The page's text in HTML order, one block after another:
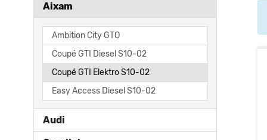
Aixam
Ambition City GTO
Coupé GTI Diesel S10-02
Coupé GTI Elektro S10-02
Easy Access Diesel S10-02
Audi